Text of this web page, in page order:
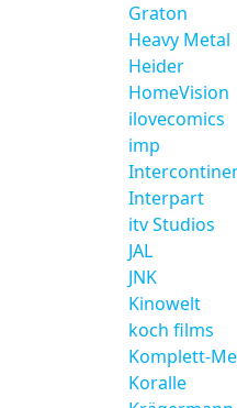
Graton
Heavy Metal
Heider
HomeVision
ilovecomics
imp
Interpart
itv Studios
JAL
JNK
Kinowelt
koch films
Komplett-
Koralle